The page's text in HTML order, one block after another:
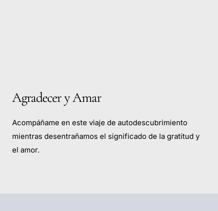
Agradecer y Amar
Acompáñame en este viaje de autodescubrimiento
mientras desentrañamos el significado de la gratitud y
el amor.